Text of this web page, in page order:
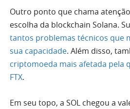
Outro ponto que chama
escolha da blockchain Solana.
tantos problemas técnicos que
sua capacidade. Além disso,
criptomoeda mais afetada pela
FTX.
Em seu topo, a SOL chegou a